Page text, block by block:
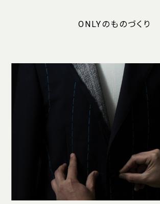
ONLYのものづくり